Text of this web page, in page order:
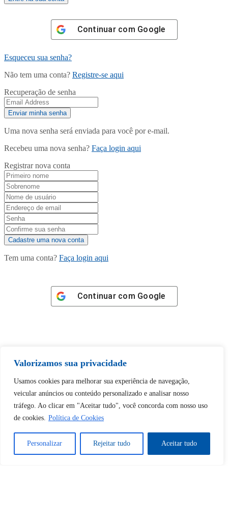
Valorizamos sua privacidade
Usamos cookies para melhorar sua experiência de navegação,
veicular anúncios ou conteúdo personalizado e analisar nosso
tráfego. Ao clicar em "Aceitar tudo", você concorda com nosso uso
de cookies. Política de Cookies
Personalizar Rejeitar tudo Aceitar tudo
Continuar com Google
Esqueceu sua senha?
Não tem uma conta? Registre-se aqui
Recuperação de senha
Uma nova senha será enviada para você por e-mail.
Recebeu uma nova senha? Faça login aqui
Registrar nova conta
Tem uma conta? Faça login aqui
Continuar com Google
Tem certeza de que deseja
desbloquear esta publicação?
Desbloquear esquerda : 0
Sim